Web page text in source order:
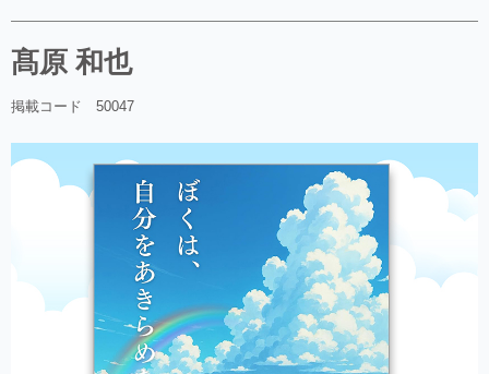
髙原 和也
掲載コード 50047